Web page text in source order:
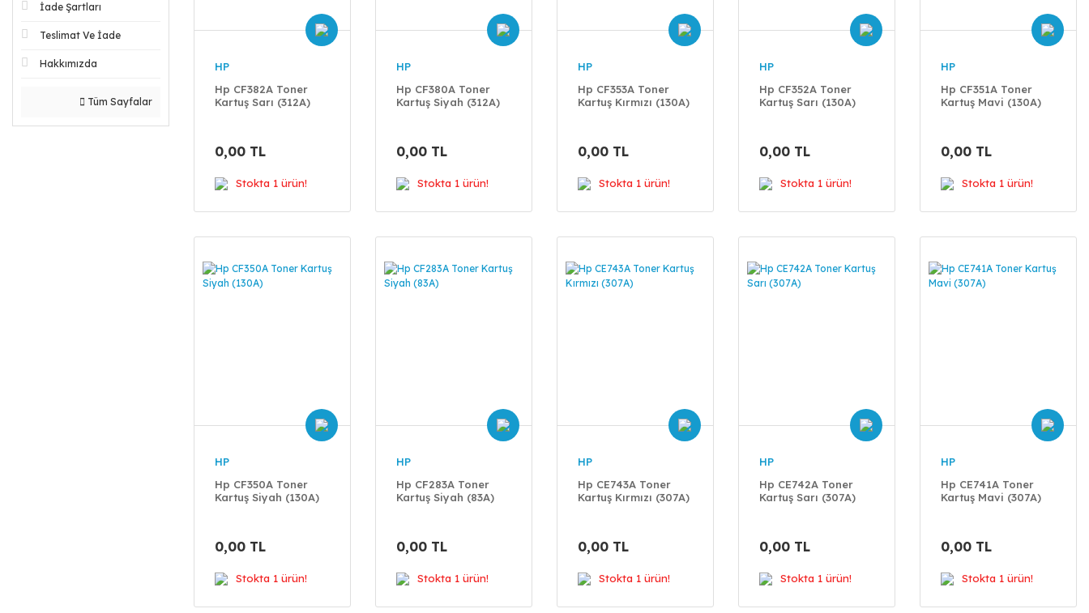
İade Şartları
Teslimat Ve İade
Hakkımızda
Tüm Sayfalar
HP
Hp CF382A Toner
Kartuş Sarı (312A)
0,00 TL
Stokta 1 ürün!
HP
Hp CF380A Toner
Kartuş Siyah (312A)
0,00 TL
Stokta 1 ürün!
HP
Hp CF353A Toner
Kartuş Kırmızı (130A)
0,00 TL
Stokta 1 ürün!
HP
Hp CF352A Toner
Kartuş Sarı (130A)
0,00 TL
Stokta 1 ürün!
HP
Hp CF351A Toner
Kartuş Mavi (130A)
0,00 TL
Stokta 1 ürün!
HP
Hp CF350A Toner
Kartuş Siyah (130A)
0,00 TL
Stokta 1 ürün!
HP
Hp CF283A Toner
Kartuş Siyah (83A)
0,00 TL
Stokta 1 ürün!
HP
Hp CE743A Toner
Kartuş Kırmızı (307A)
0,00 TL
Stokta 1 ürün!
HP
Hp CE742A Toner
Kartuş Sarı (307A)
0,00 TL
Stokta 1 ürün!
HP
Hp CE741A Toner
Kartuş Mavi (307A)
0,00 TL
Stokta 1 ürün!